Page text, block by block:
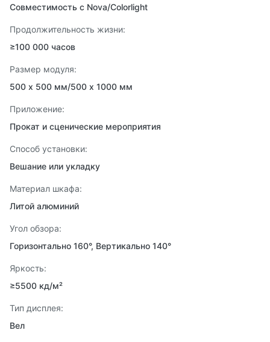
Совместимость с Nova/Colorlight
Продолжительность жизни:
≥100 000 часов
Размер модуля:
500 х 500 мм/500 х 1000 мм
Приложение:
Прокат и сценические мероприятия
Способ установки:
Вешание или укладку
Материал шкафа:
Литой алюминий
Угол обзора:
Горизонтально 160°, Вертикально 140°
Яркость:
≥5500 кд/м²
Тип дисплея:
Вел